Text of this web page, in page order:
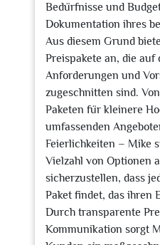
Bedürfnisse und
Dokumentation ihres
Aus diesem Grund
Preispakete an, die auf
Anforderungen und
zugeschnitten sind.
Paketen für kleinere
umfassenden
Feierlichkeiten – Mike
Vielzahl von Optionen
sicherzustellen, dass
Paket findet, das ihren
Durch transparente
Kommunikation sorgt